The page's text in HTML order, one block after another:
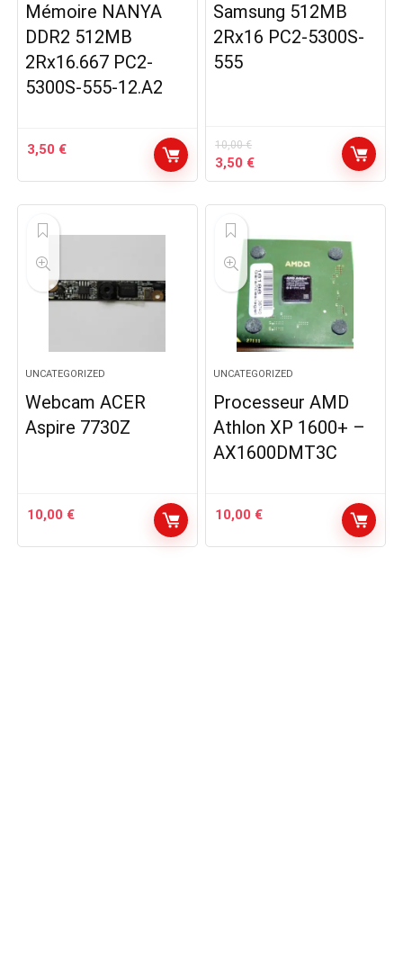
Mémoire NANYA
DDR2 512MB
2Rx16.667 PC2-
5300S-555-12.A2
3,50 €
Samsung 512MB
2Rx16 PC2-5300S-
555
10,00€
Le
prix
10,00 €.
3,50 €Le
prix
UNCATEGORIZED
Webcam ACER
Aspire 7730Z
10,00 €
UNCATEGORIZED
Processeur AMD
Athlon XP 1600+ –
AX1600DMT3C
10,00 €